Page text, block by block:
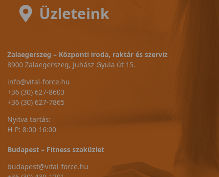
Üzleteink
Zalaegerszeg – Központi iroda, raktár és szerviz
8900 Zalaegerszeg, Juhász Gyula út 15.
info@vital-force.hu
+36 (30) 627-8603
+36 (30) 627-7865
Nyitva tartás:
H-P: 8:00-16:00
Budapest – Fitness szaküzlet
budapest@vital-force.hu